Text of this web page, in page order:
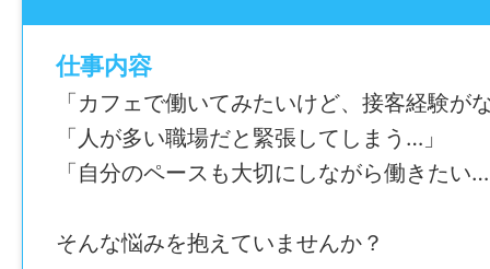
仕事内容
「カフェで働いてみたいけど、接客経験が
「人が多い職場だと緊張してしまう…」
「自分のペースも大切にしながら働きたい
そんな悩みを抱えていませんか？